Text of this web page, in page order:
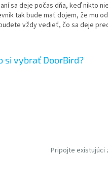
sa deje počas dňa, keď nikto
tak bude mať dojem, že mu
vždy vedieť, čo sa deje
si vybrať DoorBird?
Pripojte existujúci